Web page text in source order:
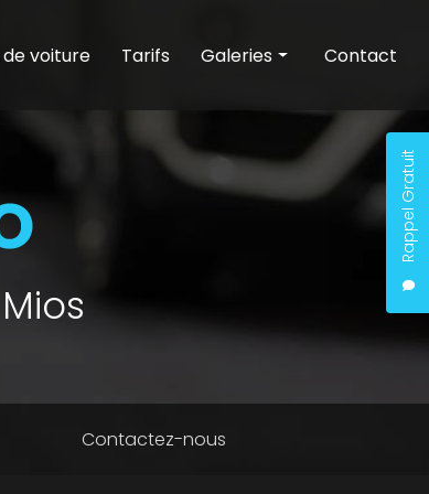
Rappel Gratuit
voiture Tarifs Galeries
Nettoyage auto
Vente de voiture
Contact
Contactez-nous